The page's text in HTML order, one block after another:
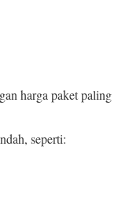
harga paket paling
seperti: